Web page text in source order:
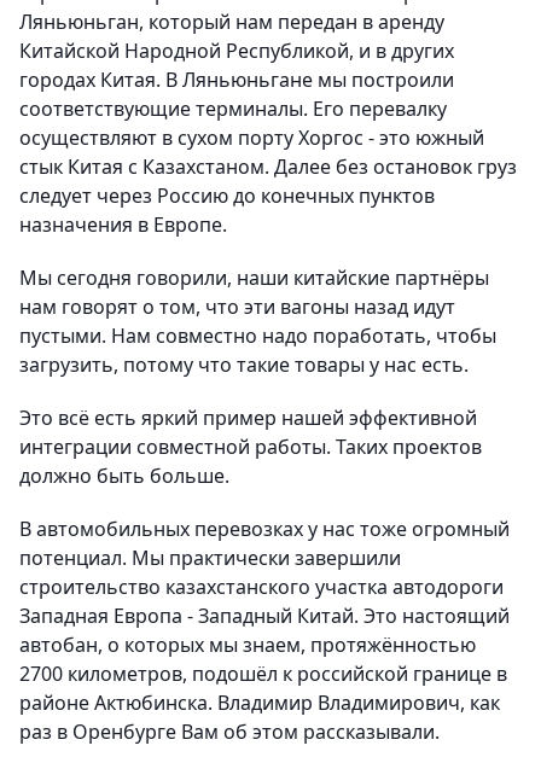
Ляньюньган, который нам передан в аренду
Китайской Народной Республикой, и в других
городах Китая. В Ляньюньгане мы построили
соответствующие терминалы. Его перевалку
осуществляют в сухом порту Хоргос - это южный
стык Китая с Казахстаном. Далее без остановок груз
следует через Россию до конечных пунктов
назначения в Европе.
Мы сегодня говорили, наши китайские партнёры
нам говорят о том, что эти вагоны назад идут
пустыми. Нам совместно надо поработать, чтобы
загрузить, потому что такие товары у нас есть.
Это всё есть яркий пример нашей эффективной
интеграции совместной работы. Таких проектов
должно быть больше.
В автомобильных перевозках у нас тоже огромный
потенциал. Мы практически завершили
строительство казахстанского участка автодороги
Западная Европа - Западный Китай. Это настоящий
автобан, о которых мы знаем, протяжённостью
2700 километров, подошёл к российской границе в
районе Актюбинска. Владимир Владимирович, как
раз в Оренбурге Вам об этом рассказывали.